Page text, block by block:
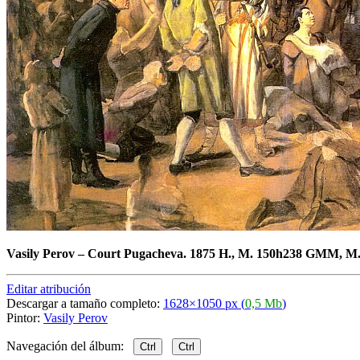
Vasily Perov–Court Pugacheva. 1875 H., M. 150h238 GMM, M.
Editar atribución
Descargar a tamaño completo: 1628×1050 px (0,5 Mb)
Pintor: Vasily Perov
Navegación del álbum: Ctrl Ctrl